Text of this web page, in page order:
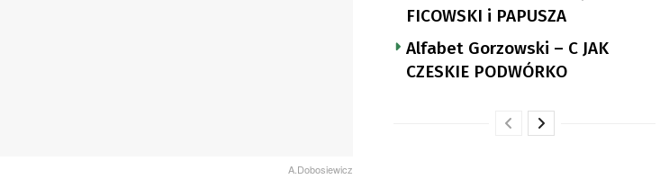
A.Dobosiewicz
FICOWSKI i PAPUSZA
Alfabet Gorzowski – C JAK
CZESKIE PODWÓRKO